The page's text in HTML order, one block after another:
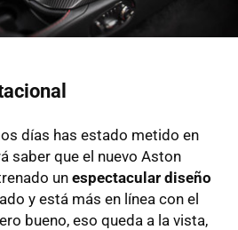
días has estado metido en
saber que el nuevo Aston
un espectacular diseño
y está más en línea con el
bueno, eso queda a la vista,